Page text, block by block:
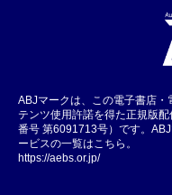
ABJマークは、この電子書店
テンツ使用許諾を得た正規版
番号 第6091713号）です。
ービスの一覧はこちら。
https://aebs.or.jp/